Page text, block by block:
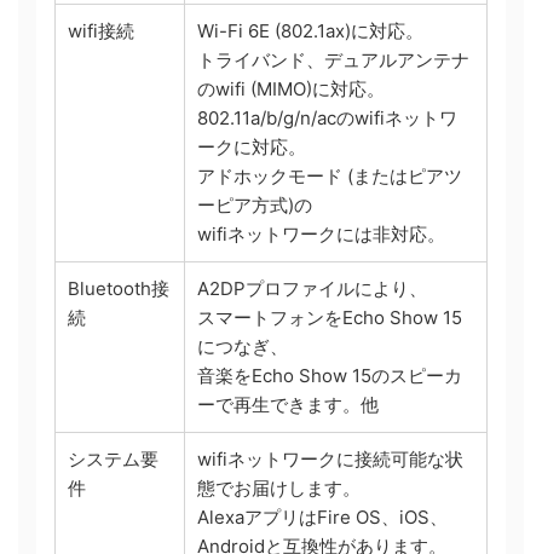
wifi接続
Wi-Fi 6E (802.1ax)に対応。
トライバンド、デュアルアンテナ
のwifi (MIMO)に対応。
802.11a/b/g/n/acのwifiネットワ
ークに対応。
アドホックモード (またはピアツ
ーピア方式)の
wifiネットワークには非対応。
Bluetooth接
続
A2DPプロファイルにより、
スマートフォンをEcho Show 15
につなぎ、
音楽をEcho Show 15のスピーカ
ーで再生できます。他
システム要
件
wifiネットワークに接続可能な状
態でお届けします。
AlexaアプリはFire OS、iOS、
Androidと互換性があります。